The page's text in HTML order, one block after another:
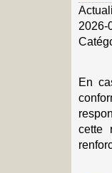
2026-
En
cette